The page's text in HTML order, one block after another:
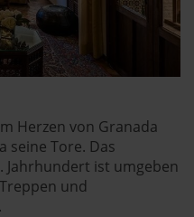
Herzen von Granada
seine Tore. Das
Jahrhundert ist umgeben
und